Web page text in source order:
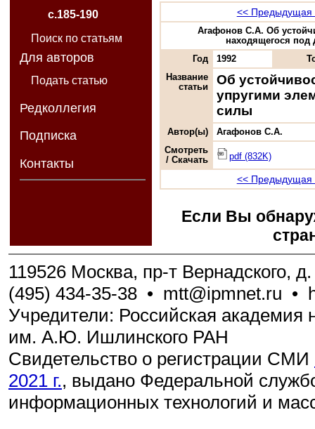
с.185-190
Поиск по статьям
Для авторов
Подать статью
Редколлегия
Подписка
Контакты
<< Предыдущая
Агафонов С.А. Об
находящегося
Год
1992
Название
статьи
Об
упругими
силы
Автор(ы)
Агафонов С.А.
Смотреть
/ Скачать
pdf (832K)
<< Предыдущая
Если Вы
119526 Москва, пр-т Вернадского,
(495) 434-35-38 • mtt@ipmnet.ru •
Учредители: Российская академия
им. А.Ю. Ишлинского РАН
Свидетельство о регистрации СМИ
2021 г., выдано Федеральной
информационных технологий и